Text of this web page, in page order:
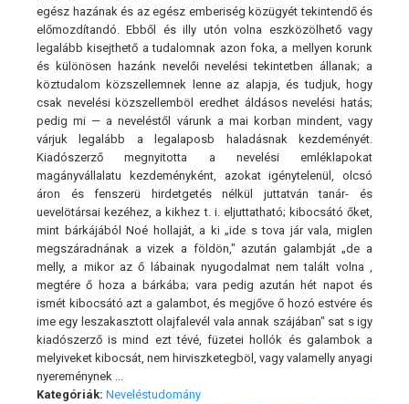
egész hazának és az egész emberiség közügyét tekintendő és
előmozdítandó. Ebből és illy utón volna eszközölhető vagy
legalább kisejthető a tudalomnak azon foka, a mellyen korunk
és különösen hazánk nevelői nevelési tekintetben állanak; a
köztudalom közszellemnek lenne az alapja, és tudjuk, hogy
csak nevelési közszellemböl eredhet áldásos nevelési hatás;
pedig mi — a neveléstől várunk a mai korban mindent, vagy
várjuk legalább a legalaposb haladásnak kezdeményét.
Kiadószerző megnyitotta a nevelési emléklapokat
magányvállalatu kezdeményként, azokat igénytelenül, olcsó
áron és fenszerü hirdetgetés nélkül juttatván tanár- és
uevelötársai kezéhez, a kikhez t. i. eljuttatható; kibocsátó őket,
mint bárkájából Noé hollaját, a ki „ide s tova jár vala, miglen
megszáradnának a vizek a földön," azután galambját „de a
melly, a mikor az ő lábainak nyugodalmat nem talált volna ,
megtére ő hoza a bárkába; vara pedig azután hét napot és
ismét kibocsátó azt a galambot, és megjőve ő hozó estvére és
ime egy leszakasztott olajfalevél vala annak szájában" sat s igy
kiadószerző is mind ezt tévé, füzetei hollók és galambok a
melyiveket kibocsát, nem hirviszketegböl, vagy valamelly anyagi
nyereménynek ...
Kategóriák: Neveléstudomány